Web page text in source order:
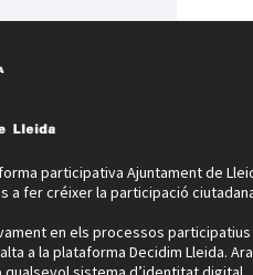
participativa Ajuntament de
a fer créixer la participació
en els processos
a la plataforma Decidim Lleida. Ara